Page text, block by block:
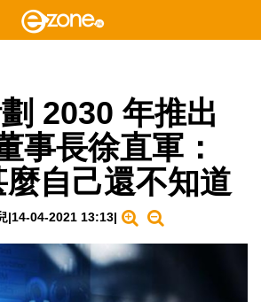
2030 年推出
事長徐直軍：
自己還不知道
|14-04-2021 13:13|